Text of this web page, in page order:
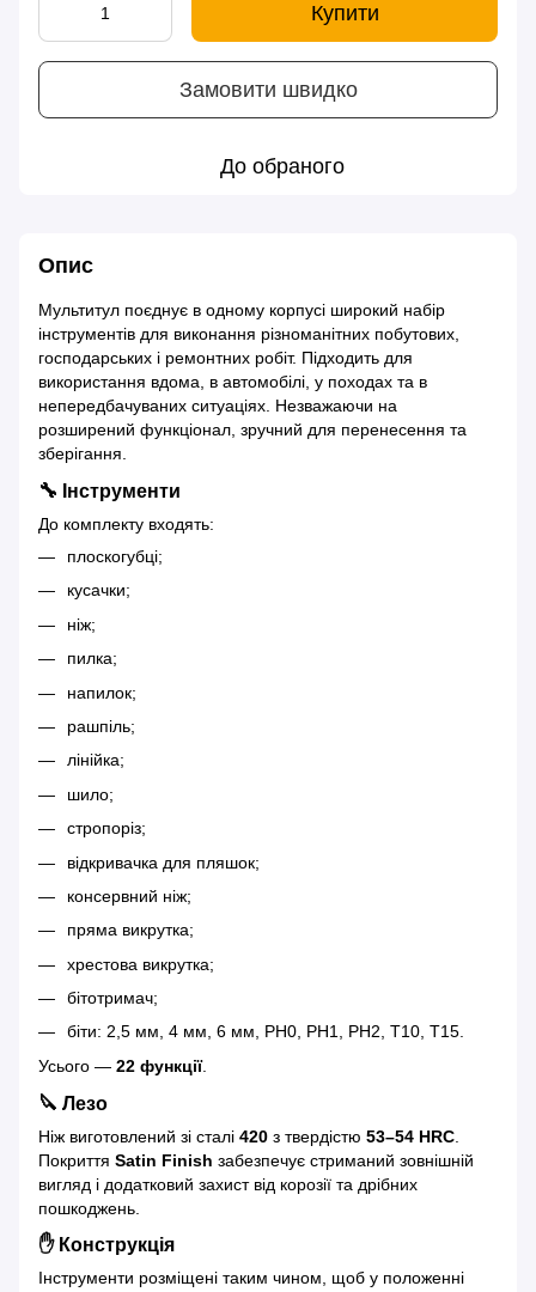
Купити
Замовити швидко
До обраного
Опис
Мультитул поєднує в одному корпусі широкий набір
інструментів для виконання різноманітних побутових,
господарських і ремонтних робіт. Підходить для
використання вдома, в автомобілі, у походах та в
непередбачуваних ситуаціях. Незважаючи на
розширений функціонал, зручний для перенесення та
зберігання.
🔧 Інструменти
До комплекту входять:
плоскогубці;
кусачки;
ніж;
пилка;
напилок;
рашпіль;
лінійка;
шило;
стропоріз;
відкривачка для пляшок;
консервний ніж;
пряма викрутка;
хрестова викрутка;
бітотримач;
біти: 2,5 мм, 4 мм, 6 мм, PH0, PH1, PH2, T10, T15.
Усього — 22 функції.
🔪 Лезо
Ніж виготовлений зі сталі 420 з твердістю 53–54 HRC
Покриття Satin Finish забезпечує стриманий зовнішній
вигляд і додатковий захист від корозії та дрібних
пошкоджень.
✋ Конструкція
Інструменти розміщені таким чином, щоб у положенні